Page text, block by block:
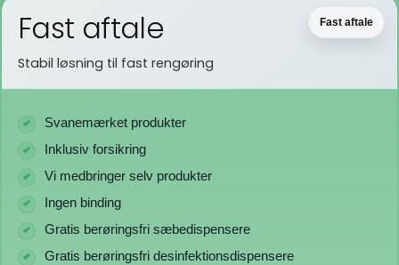
Fast aftale
Fast aftale
Stabil løsning til fast rengøring
Svanemærket produkter
Inklusiv forsikring
Vi medbringer selv produkter
Ingen binding
Gratis berøringsfri sæbedispensere
Gratis berøringsfri desinfektionsdispensere